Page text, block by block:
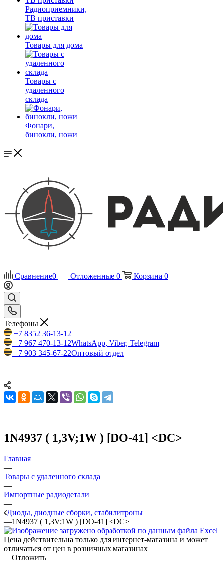
Радиоприемники,
ТВ приставки
Товары для дома
Товары с
удаленного
склада
Фонари,
бинокли, ножи
Сравнение0 Отложенные 0 Корзина 0
Телефоны
+7 8352 36-13-12
+7 967 470-13-12WhatsApp, Viber, Telegram
+7 903 345-67-22Оптовый отдел
1N4937 ( 1,3V;1W ) [DO-41] <DC>
Главная
—
Товары с удаленного склада
—
Импортные радиодетали
—
Диоды, диодные сборки, стабилитроны
—1N4937 ( 1,3V;1W ) [DO-41] <DC>
Цена действительна только для интернет-магазина и может
отличаться от цен в розничных магазинах
Отложить